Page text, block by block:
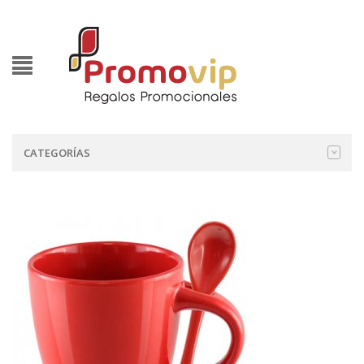
CATEGORÍAS